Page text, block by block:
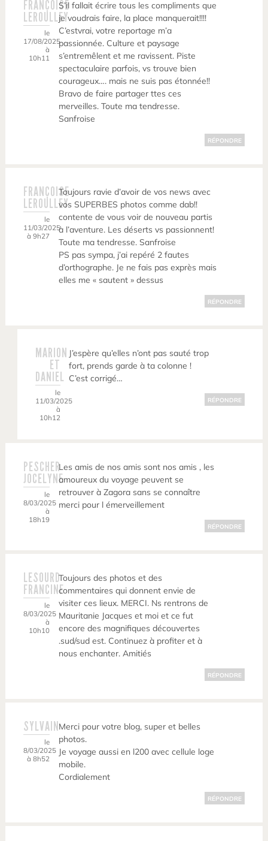
FRANÇOISE
LEROULLEY
le
17/08/2025
à
10h11
S’il fallait écrire tous les compliments que
je voudrais faire, la place manquerait!!!!
C’estvrai, votre reportage m’a
passionnée. Culture et paysage
s’entremêlent et me ravissent. Piste
spectaculaire parfois, vs trouve bien
courageux…. mais ne suis pas étonnée!!
Bravo de faire partager ttes ces
merveilles. Toute ma tendresse.
Sanfroise
RÉPONDRE
FRANÇOISE
LEROULLEY
le
11/03/2025
à 9h27
Toujours ravie d’avoir de vos news avec
vos SUPERBES photos comme dab!!
contente de vous voir de nouveau partis
à l’aventure. Les déserts vs passionnent!
Toute ma tendresse. Sanfroise
PS pas sympa, j’ai repéré 2 fautes
d’orthographe. Je ne fais pas exprès mais
elles me « sautent » dessus
RÉPONDRE
MARION
ET
DANIEL
le
11/03/2025
à
10h12
J’espère qu’elles n’ont pas sauté trop
fort, prends garde à ta colonne !
C’est corrigé…
RÉPONDRE
PESCHER
JOCELYNE
le
8/03/2025
à
18h19
Les amis de nos amis sont nos amis , les
amoureux du voyage peuvent se
retrouver à Zagora sans se connaître
merci pour l émerveillement
RÉPONDRE
LESOURD
FRANCINE
le
8/03/2025
à
10h10
Toujours des photos et des
commentaires qui donnent envie de
visiter ces lieux. MERCI. Ns rentrons de
Mauritanie Jacques et moi et ce fut
encore des magnifiques découvertes
.sud/sud est. Continuez à profiter et à
nous enchanter. Amitiés
RÉPONDRE
SYLVAIN
le
8/03/2025
à 8h52
Merci pour votre blog, super et belles
photos.
Je voyage aussi en l200 avec cellule loge
mobile.
Cordialement
RÉPONDRE